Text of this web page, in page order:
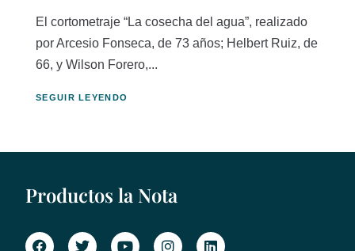
El cortometraje “La cosecha del agua”, realizado
por Arcesio Fonseca, de 73 años; Helbert Ruiz, de
66, y Wilson Forero,...
SEGUIR LEYENDO
Productos la Nota